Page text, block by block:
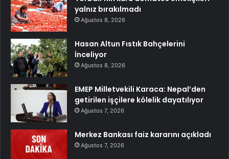
yalnız bırakılmadı
Ağustos 8, 2026
Hasan Altun Fıstık Bahçelerini
İnceliyor
Ağustos 8, 2026
EMEP Milletvekili Karaca: Nepal’den
getirilen işçilere kölelik dayatılıyor
Ağustos 7, 2026
Merkez Bankası faiz kararını açıkladı
Ağustos 7, 2026